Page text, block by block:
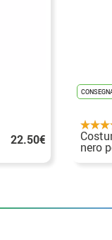
22.50€ nero